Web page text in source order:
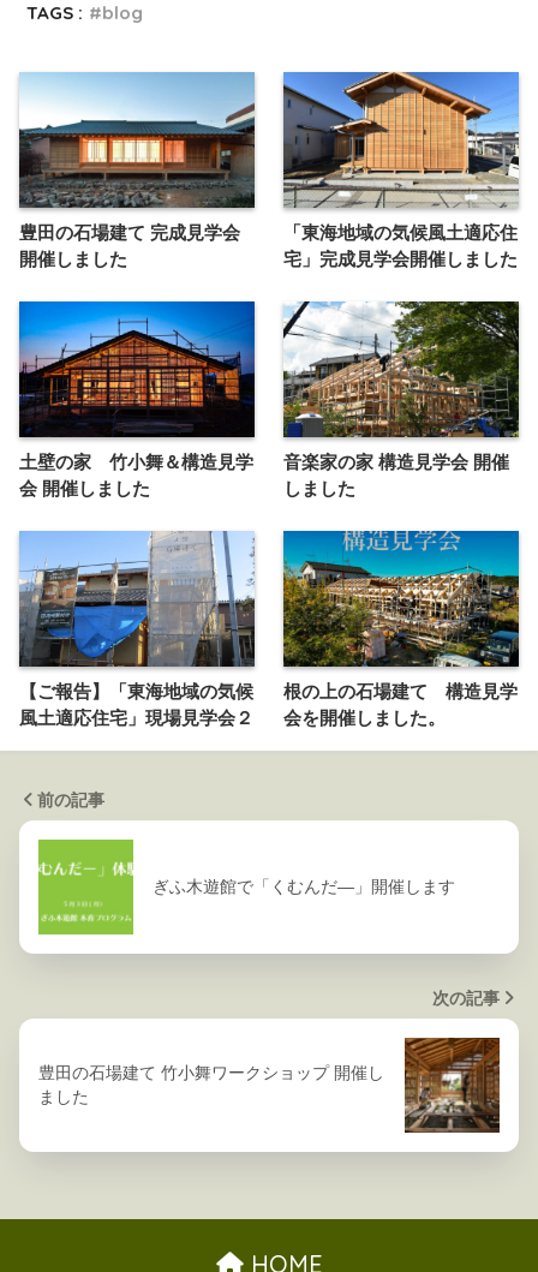
TAGS :
blog
豊田の石場建て 完成見学会
開催しました
「東海地域の気候風土適応住
宅」完成見学会開催しました
土壁の家 竹小舞＆構造見学
会 開催しました
音楽家の家 構造見学会 開催
しました
【ご報告】「東海地域の気候
風土適応住宅」現場見学会２
根の上の石場建て 構造見学
会を開催しました。
前の記事
ぎふ木遊館で「くむんだ―」開催します
次の記事
豊田の石場建て 竹小舞ワークショップ 開催し
ました
HOME